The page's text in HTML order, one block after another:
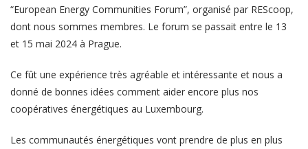
“European Energy Communities Forum”, organisé par REScoop,
dont nous sommes membres. Le forum se passait entre le 13
et 15 mai 2024 à Prague.
Ce fût une expérience très agréable et intéressante et nous a
donné de bonnes idées comment aider encore plus nos
coopératives énergétiques au Luxembourg.
Les communautés énergétiques vont prendre de plus en plus